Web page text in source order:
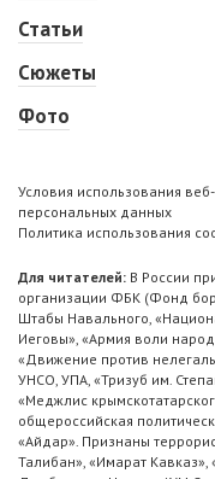
Статьи
Сюжеты
Фото
Условия использования
персональных данных
Политика использования
Для читателей: В России
организации ФБК (Фонд
Штабы Навального,
Иеговы», «Армия воли
«Движение против
УНСО, УПА, «Тризуб им.
«Меджлис
общероссийская
«Айдар». Признаны
Талибан», «Имарат Кавказ»,